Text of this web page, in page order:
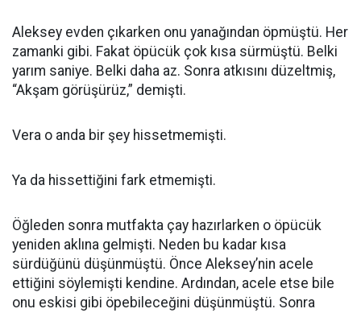
Aleksey evden çıkarken onu yanağından öpmüştü. Her
zamanki gibi. Fakat öpücük çok kısa sürmüştü. Belki
yarım saniye. Belki daha az. Sonra atkısını düzeltmiş,
“Akşam görüşürüz,” demişti.
Vera o anda bir şey hissetmemişti.
Ya da hissettiğini fark etmemişti.
Öğleden sonra mutfakta çay hazırlarken o öpücük
yeniden aklına gelmişti. Neden bu kadar kısa
sürdüğünü düşünmüştü. Önce Aleksey’nin acele
ettiğini söylemişti kendine. Ardından, acele etse bile
onu eskisi gibi öpebileceğini düşünmüştü. Sonra